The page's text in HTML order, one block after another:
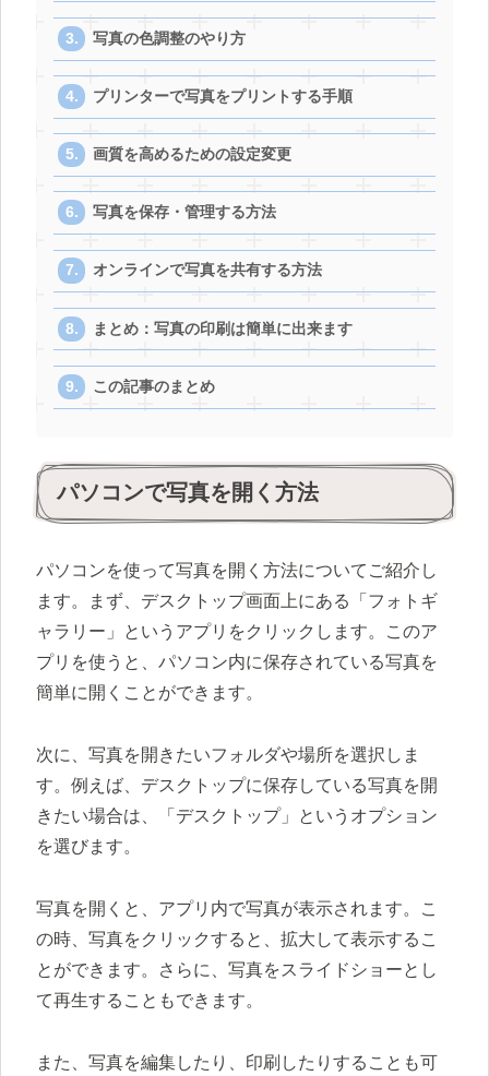
写真の色調整のやり方
プリンターで写真をプリントする手順
画質を高めるための設定変更
写真を保存・管理する方法
オンラインで写真を共有する方法
まとめ：写真の印刷は簡単に出来ます
この記事のまとめ
パソコンで写真を開く方法
パソコンを使って写真を開く方法についてご紹介し
ます。まず、デスクトップ画面上にある「フォトギ
ャラリー」というアプリをクリックします。このア
プリを使うと、パソコン内に保存されている写真を
簡単に開くことができます。
次に、写真を開きたいフォルダや場所を選択しま
す。例えば、デスクトップに保存している写真を開
きたい場合は、「デスクトップ」というオプション
を選びます。
写真を開くと、アプリ内で写真が表示されます。こ
の時、写真をクリックすると、拡大して表示するこ
とができます。さらに、写真をスライドショーとし
て再生することもできます。
また、写真を編集したり、印刷したりすることも可